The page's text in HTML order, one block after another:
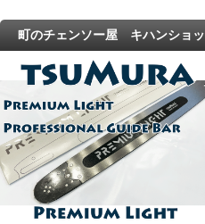
町のチェンソー屋 キハンショッ
プ